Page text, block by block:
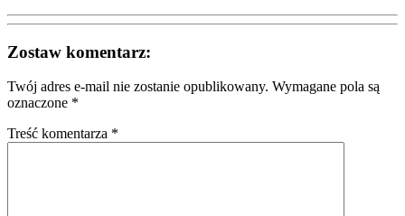
Zostaw komentarz:
Twój adres e-mail nie zostanie opublikowany. Wymagane pola są
oznaczone *
Treść komentarza *